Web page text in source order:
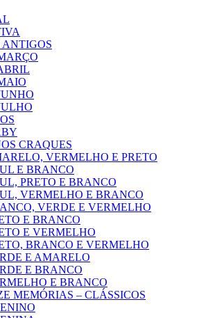
CRAQUES
VERMELHO E PRETO
E BRANCO
PRETO E BRANCO
VERMELHO E BRANCO
VERDE E VERMELHO
E BRANCO
E VERMELHO
BRANCO E VERMELHO
E AMARELO
E BRANCO
E BRANCO
MEMÓRIAS – CLÁSSICOS